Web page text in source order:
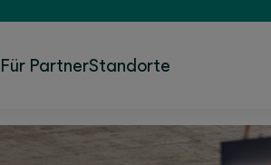
Für PartnerStandorte